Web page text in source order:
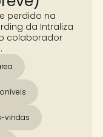
perdido na
da Intraliza
colaborador
vindas